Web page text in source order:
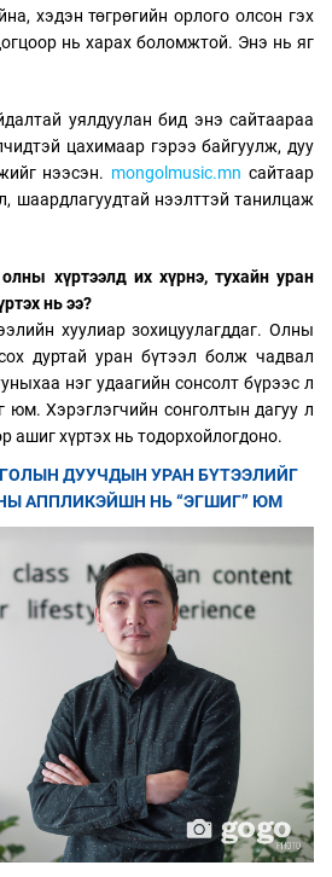
хэдэн төгрөгийн орлого олсон гэх
нь харах боломжтой. Энэ нь яг
уялдуулан бид энэ сайтаараа
цахимаар гэрээ байгуулж, дуу
нээсэн. mongolmusic.mn сайтаар
шаардлагуудтай нээлттэй танилцаж
хүртээлд их хүрнэ, тухайн уран
нь ээ?
хуулиар зохицуулагддаг. Олны
дуртай уран бүтээл болж чадвал
нэг удаагийн сонсолт бүрээс л
юм. Хэрэглэгчийн сонголтын дагуу л
ашиг хүртэх нь тодорхойлогдоно.
ДУУЧДЫН УРАН БҮТЭЭЛИЙГ
АППЛИКЭЙШН НЬ “ЭГШИГ” ЮМ